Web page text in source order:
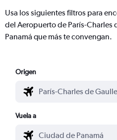
Usa los siguientes filtros para
del Aeropuerto de París-Charles
Panamá que más te convengan.
Origen
Vuela a